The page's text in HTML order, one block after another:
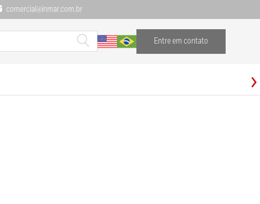
comercial@inmar.com.br
Entre em contato